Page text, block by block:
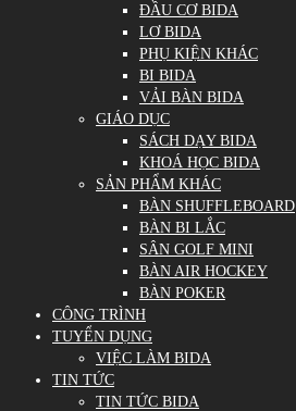
ĐẦU CƠ BIDA
LƠ BIDA
PHỤ KIỆN KHÁC
BI BIDA
VẢI BÀN BIDA
GIÁO DỤC
SÁCH DẠY BIDA
KHOÁ HỌC BIDA
SẢN PHẨM KHÁC
BÀN SHUFFLEBOARD
BÀN BI LẮC
SÂN GOLF MINI
BÀN AIR HOCKEY
BÀN POKER
CÔNG TRÌNH
TUYỂN DỤNG
VIỆC LÀM BIDA
TIN TỨC
TIN TỨC BIDA